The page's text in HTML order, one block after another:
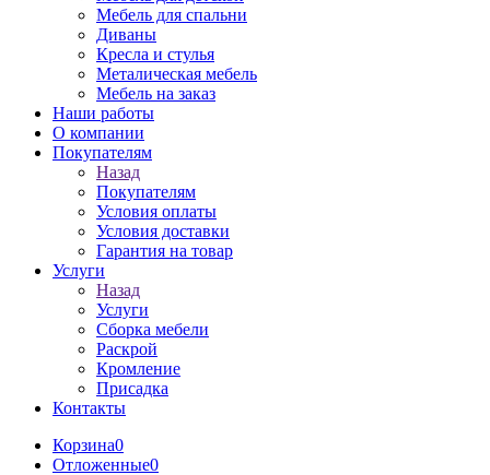
Мебель для спальни
Диваны
Кресла и стулья
Металическая мебель
Мебель на заказ
Наши работы
О компании
Покупателям
Назад
Покупателям
Условия оплаты
Условия доставки
Гарантия на товар
Услуги
Назад
Услуги
Сборка мебели
Раскрой
Кромление
Присадка
Контакты
Корзина0
Отложенные0